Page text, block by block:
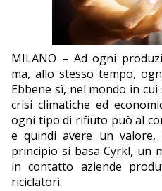
MILANO – Ad ogni
ma, allo stesso tempo,
Ebbene sì, nel mondo in
crisi climatiche ed
ogni tipo di rifiuto può al
e quindi avere un
principio si basa Cyrkl, un
in contatto aziende
riciclatori.